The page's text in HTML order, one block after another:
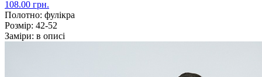
108.00 грн.
Полотно: фулікра
Розмір: 42-52
Заміри: в описі